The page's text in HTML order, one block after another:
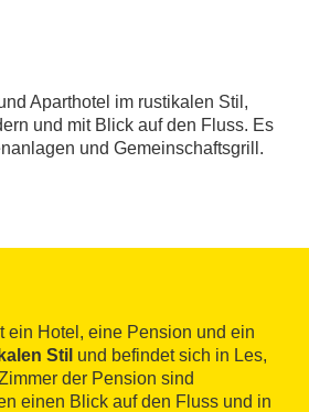
Aparthotel im rustikalen Stil,
und mit Blick auf den Fluss. Es
und Gemeinschaftsgrill.
ein Hotel, eine Pension und ein
Stil und befindet sich in Les,
der Pension sind
einen Blick auf den Fluss und in